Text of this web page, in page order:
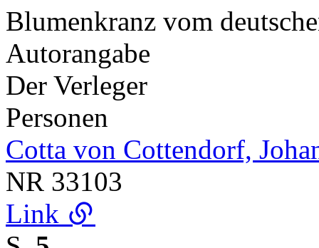
Blumenkranz vom
Autorangabe
Der Verleger
Personen
Cotta von Cottendorf,
NR 33103
Link